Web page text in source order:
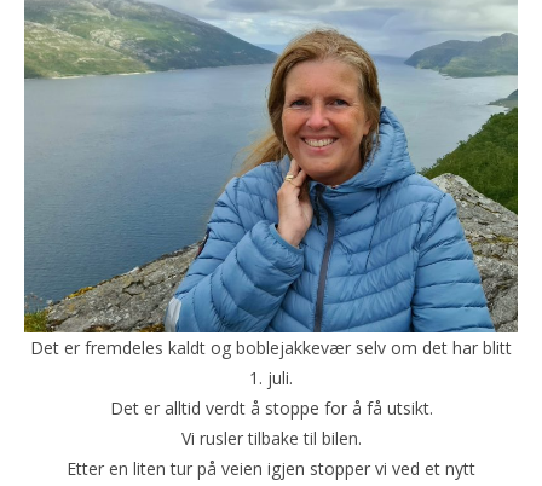
Det er fremdeles kaldt og boblejakkevær selv om det har blitt
1. juli.
Det er alltid verdt å stoppe for å få utsikt.
Vi rusler tilbake til bilen.
Etter en liten tur på veien igjen stopper vi ved et nytt